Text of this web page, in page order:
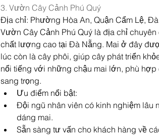
3. Vườn Cây Cảnh Phú Quý
Địa chỉ: Phường Hòa An, Quận Cẩm Lệ,
Vườn Cây Cảnh Phú Quý là địa chỉ
chất lượng cao tại Đà Nẵng. Mai ở đây
lúc còn là cây phôi, giúp cây phát triển
nổi tiếng với những chậu mai lớn, phù
sang trọng.
Ưu điểm nổi bật:
Đội ngũ nhân viên có kinh nghiệm lâu
dáng mai.
Sẵn sàng tư vấn cho khách hàng về